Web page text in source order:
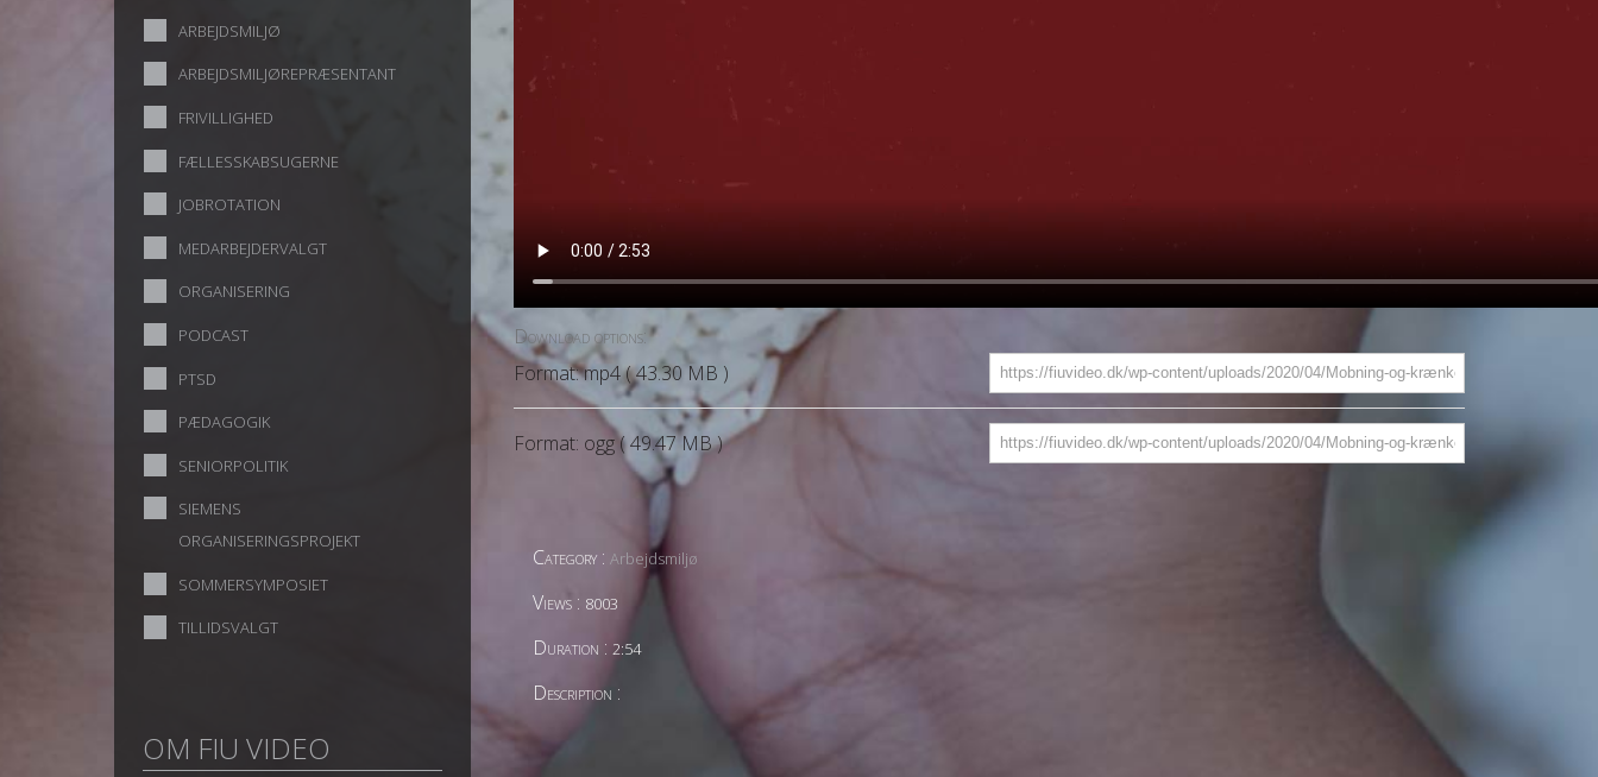
ARBEJDSMILJØ
ARBEJDSMILJØREPRÆSENTANT
FRIVILLIGHED
FÆLLESSKABSUGERNE
JOBROTATION
MEDARBEJDERVALGT
ORGANISERING
PODCAST
PTSD
PÆDAGOGIK
SENIORPOLITIK
SIEMENS
ORGANISERINGSPROJEKT
SOMMERSYMPOSIET
TILLIDSVALGT
OM FIU VIDEO
Download options:
Format: mp4 ( 43.30 MB )
Format: ogg ( 49.47 MB )
Category : Arbejdsmiljø
Views : 8003
Duration : 2:54
Description :